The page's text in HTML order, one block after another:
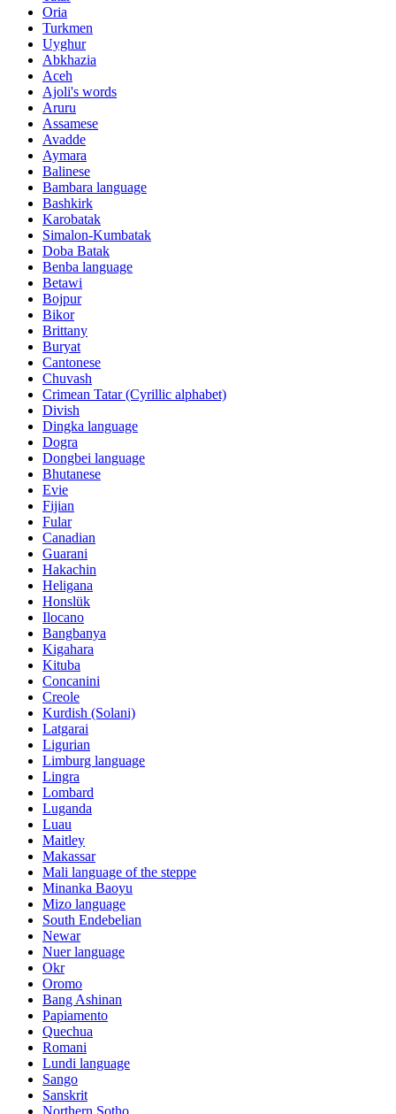
Oria
Turkmen
Uyghur
Abkhazia
Aceh
Ajoli's words
Aruru
Assamese
Avadde
Aymara
Balinese
Bambara language
Bashkirk
Karobatak
Simalon-Kumbatak
Doba Batak
Benba language
Betawi
Bojpur
Bikor
Brittany
Buryat
Cantonese
Chuvash
Crimean Tatar (Cyrillic alphabet)
Divish
Dingka language
Dogra
Dongbei language
Bhutanese
Evie
Fijian
Fular
Canadian
Guarani
Hakachin
Heligana
Honslük
Ilocano
Bangbanya
Kigahara
Kituba
Concanini
Creole
Kurdish (Solani)
Latgarai
Ligurian
Limburg language
Lingra
Lombard
Luganda
Luau
Maitley
Makassar
Mali language of the steppe
Minanka Baoyu
Mizo language
South Endebelian
Newar
Nuer language
Okr
Oromo
Bang Ashinan
Papiamento
Quechua
Romani
Lundi language
Sango
Sanskrit
Northern Sotho